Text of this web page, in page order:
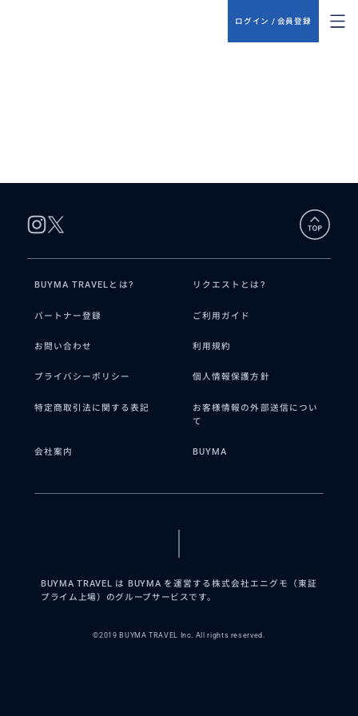
ログイン / 会員登録
BUYMA TRAVELとは? リクエストとは?
パートナー登録 ご利用ガイド
お問い合わせ 利用規約
プライバシーポリシー 個人情報保護方針
特定商取引法に関する表記
お客様情報の外部送信につい
て
会社案内 BUYMA
BUYMA TRAVEL は BUYMA を運営する株式会社エニグモ（東証
プライム上場）のグループサービスです。
©2019 BUYMA TRAVEL Inc. All rights reserved.